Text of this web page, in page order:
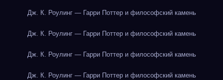
Дж. К. Роулинг — Гарри Поттер и философский камень
Дж. К. Роулинг — Гарри Поттер и философский камень
Дж. К. Роулинг — Гарри Поттер и философский камень
Дж. К. Роулинг — Гарри Поттер и философский камень